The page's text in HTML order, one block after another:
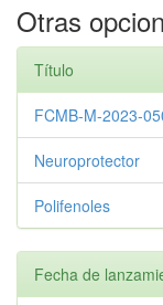
Otras
Título
FCMB-M-2023-
Neuroprotector
Polifenoles
Fecha de